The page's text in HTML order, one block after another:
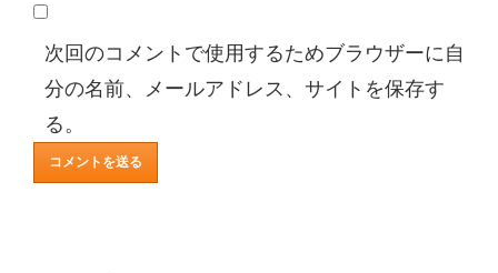
次回のコメントで使用するためブラウザーに自
分の名前、メールアドレス、サイトを保存す
る。